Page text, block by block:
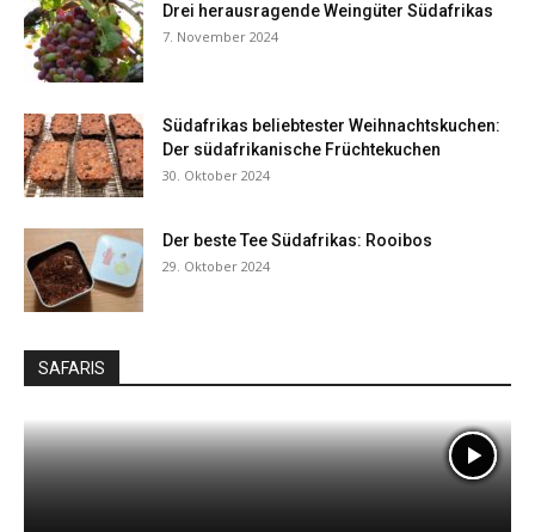
Drei herausragende Weingüter Südafrikas
7. November 2024
Südafrikas beliebtester Weihnachtskuchen:
Der südafrikanische Früchtekuchen
30. Oktober 2024
Der beste Tee Südafrikas: Rooibos
29. Oktober 2024
SAFARIS